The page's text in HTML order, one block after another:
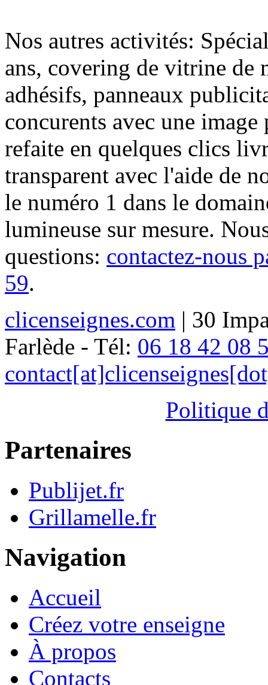
Nos autres activités:
ans, covering de vitrine de
adhésifs, panneaux
concurents avec une
refaite en quelques clics
transparent avec l'aide de
le numéro 1 dans le
lumineuse sur mesure.
questions: contactez-nous
59.
clicenseignes.com | 30
Farlède - Tél: 06 18 42 08
Politique
Partenaires
Publijet.fr
Grillamelle.fr
Navigation
Accueil
Créez votre enseigne
À propos
Contacts